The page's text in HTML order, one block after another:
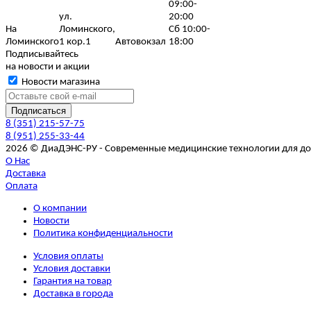
На
Ломинского
ул.
Ломинского,
1 кор.1
Автовокзал
09:00-
20:00
Сб 10:00-
18:00
Подписывайтесь
на новости и акции
Новости магазина
8 (351) 215-57-75
8 (951) 255-33-44
2026 © ДиаДЭНС-РУ - Современные медицинские технологии для
О Нас
Доставка
Оплата
О компании
Новости
Политика конфиденциальности
Условия оплаты
Условия доставки
Гарантия на товар
Доставка в города